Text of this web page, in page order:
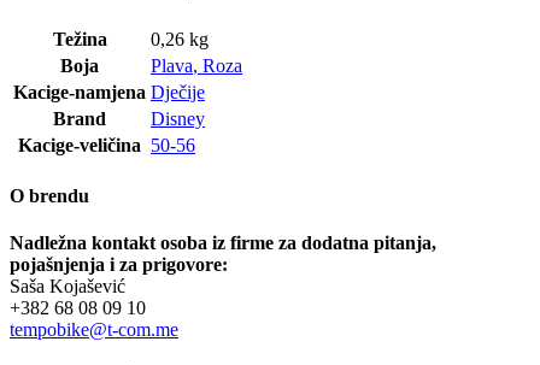
Težina
0,26 kg
Boja
Plava, Roza
Kacige-namjena Dječije
Brand
Disney
Kacige-veličina 50-56
O brendu
Nadležna kontakt osoba iz firme za dodatna pitanja,
pojašnjenja i za prigovore:
Saša Kojašević
+382 68 08 09 10
tempobike@t-com.me